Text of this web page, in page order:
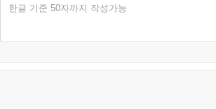
한글 기준 50자까지 작성가능